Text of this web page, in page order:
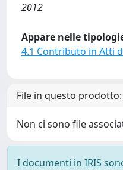
2012
Appare nelle
4.1 Contributo in Atti
File in questo prodotto:
Non ci sono file
I documenti in IRIS